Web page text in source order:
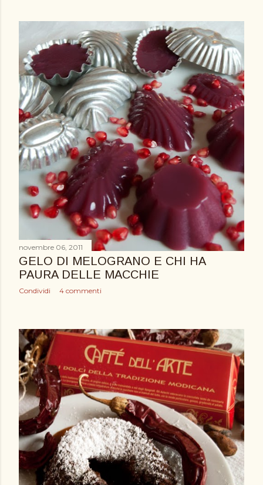
novembre 06, 2011
GELO DI MELOGRANO E CHI HA
PAURA DELLE MACCHIE
Condividi 4 commenti